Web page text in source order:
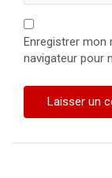
Enregistrer mon
navigateur pour